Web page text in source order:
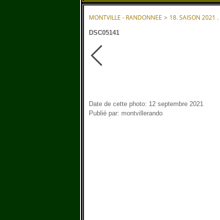
MONTVILLE - RANDONNEE > 18. SAISON 2021
DSC05141
Date de cette photo: 12 septembre 2021
Publié par: montvillerando